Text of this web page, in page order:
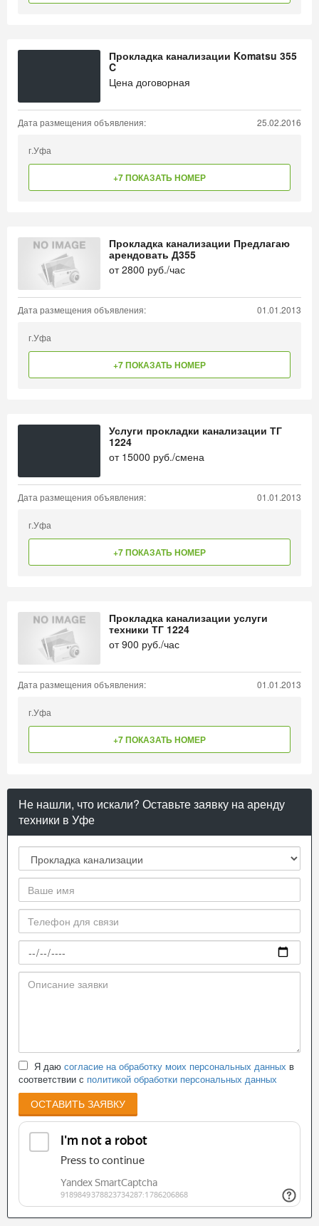
Прокладка канализации Komatsu 355
C
Цена договорная
Дата размещения объявления: 25.02.2016
г.Уфа
+7 ПОКАЗАТЬ НОМЕР
Прокладка канализации Предлагаю
арендовать Д355
от2800 руб./час
Дата размещения объявления: 01.01.2013
г.Уфа
+7 ПОКАЗАТЬ НОМЕР
Услуги прокладки канализации ТГ
1224
от 15000 руб./смена
Дата размещения объявления: 01.01.2013
г.Уфа
+7 ПОКАЗАТЬ НОМЕР
Прокладка канализации услуги
техники ТГ 1224
от900 руб./час
Дата размещения объявления: 01.01.2013
г.Уфа
+7 ПОКАЗАТЬ НОМЕР
Не нашли, что искали? Оставьте заявку на аренду
техники в Уфе
Я даю согласие на обработку моих персональных данных в
соответствии с политикой обработки персональных данных
ОСТАВИТЬ ЗАЯВКУ